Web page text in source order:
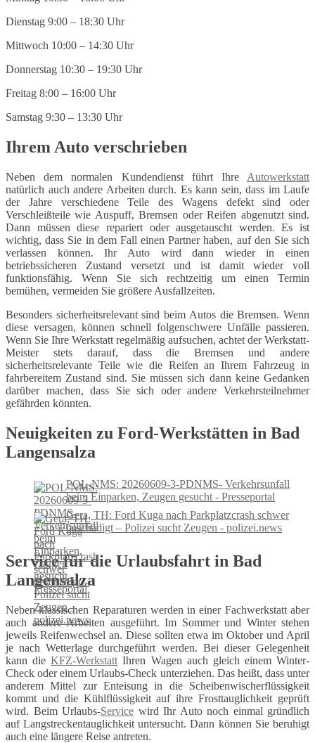
Dienstag 9:00 – 18:30 Uhr
Mittwoch 10:00 – 14:30 Uhr
Donnerstag 10:30 – 19:30 Uhr
Freitag 8:00 – 16:00 Uhr
Samstag 9:30 – 13:30 Uhr
Ihrem Auto verschrieben
Neben dem normalen Kundendienst führt Ihre Autowerkstatt
natürlich auch andere Arbeiten durch. Es kann sein, dass im Laufe
der Jahre verschiedene Teile des Wagens defekt sind oder
Verschleißteile wie Auspuff, Bremsen oder Reifen abgenutzt sind.
Dann müssen diese repariert oder ausgetauscht werden. Es ist
wichtig, dass Sie in dem Fall einen Partner haben, auf den Sie sich
verlassen können. Ihr Auto wird dann wieder in einen
betriebssicheren Zustand versetzt und ist damit wieder voll
funktionsfähig. Wenn Sie sich rechtzeitig um einen Termin
bemühen, vermeiden Sie größere Ausfallzeiten.
Besonders sicherheitsrelevant sind beim Autos die Bremsen. Wenn
diese versagen, können schnell folgenschwere Unfälle passieren.
Wenn Sie Ihre Werkstatt regelmäßig aufsuchen, achtet der Werkstatt-
Meister stets darauf, dass die Bremsen und andere
sicherheitsrelevante Teile wie die Reifen an Ihrem Fahrzeug in
fahrbereitem Zustand sind. Sie müssen sich dann keine Gedanken
darüber machen, dass Sie sich oder andere Verkehrsteilnehmer
gefährden könnten.
Neuigkeiten zu Ford-Werkstätten in Bad
Langensalza
POL-NMS: 20260609-3-PDNMS- Verkehrsunfall
beim Einparken, Zeugen gesucht - Presseportal
Gera, TH: Ford Kuga nach Parkplatzcrash schwer
beschädigt – Polizei sucht Zeugen - polizei.news
Service für die Urlaubsfahrt in Bad
Langensalza
Neben klassischen Reparaturen werden in einer Fachwerkstatt aber
auch andere Arbeiten ausgeführt. Im Sommer und Winter stehen
jeweils Reifenwechsel an. Diese sollten etwa im Oktober und April
je nach Wetterlage durchgeführt werden. Bei dieser Gelegenheit
kann dieKFZ-Werkstatt Ihren Wagen auch gleich einem Winter-
Check oder einem Urlaubs-Check unterziehen. Das heißt, dass unter
anderem Mittel zur Enteisung in die Scheibenwischerflüssigkeit
kommt und die Kühlflüssigkeit auf ihre Frosttauglichkeit geprüft
wird. Beim Urlaubs-Service wird Ihr Auto noch einmal gründlich
auf Langstreckentauglichkeit untersucht. Dann können Sie beruhigt
auch eine längere Reise antreten.